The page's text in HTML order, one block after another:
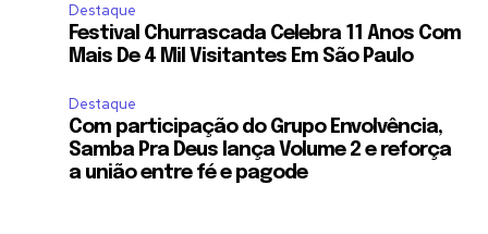
Destaque
Festival Churrascada Celebra 11 Anos Com
Mais De 4 Mil Visitantes Em São Paulo
Destaque
Com participação do Grupo Envolvência,
Samba Pra Deus lança Volume 2 e reforça
a união entre fé e pagode